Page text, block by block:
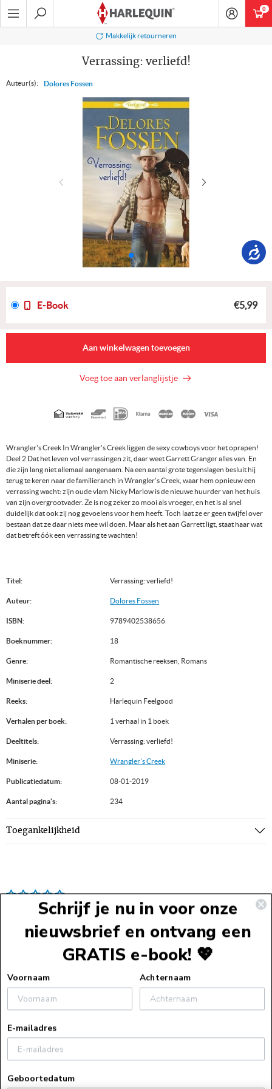
Ga
naar
Makkelijk retourneren
Verrassing: verliefd!
Auteur(s): Dolores Fossen
Wrangler's Creek In Wrangler's Creek liggen de sexy cowboys voor het oprapen!
Deel 2 Dat het leven vol verrassingen zit, daar weet Garrett Granger alles van. En
die zijn lang niet allemaal aangenaam. Na een aantal grote tegenslagen besluit hij
terug te keren naar de familieranch in Wrangler's Creek, waar hem opnieuw een
verrassing wacht: zijn oude vlam Nicky Marlow is de nieuwe huurder van het huis
van zijn overgrootvader. Ze is nog zeker zo mooi als vroeger, en het is al snel
duidelijk dat ook zij nog gevoelens voor hem heeft. Toch laat ze er geen twijfel over
bestaan dat ze daar niets mee wil doen. Maar als het aan Garrett ligt, staat haar wat
dat betreft óók een verrassing te wachten!
Titel: Verrassing: verliefd!
Auteur: Dolores Fossen
ISBN: 9789402538656
Boeknummer: 18
Genre: Romantische reeksen, Romans
Miniserie deel: 2
Reeks: Harlequin Feelgood
Verhalen per boek: 1 verhaal in 1 boek
Deeltitels: Verrassing: verliefd!
Miniserie: Wrangler's Creek
Publicatiedatum: 08-01-2019
Aantal pagina's: 234
Toegankelijkheid
E-Book €5,99
Aan winkelwagen toevoegen
Voeg toe aan verlanglijstje
Geaccepteerde
0
Bestelinformatie
Schrijf je nu in voor onze
nieuwsbrief en ontvang een
GRATIS e-book! 💖
Voornaam Achternaam
E-mailadres
Geboortedatum